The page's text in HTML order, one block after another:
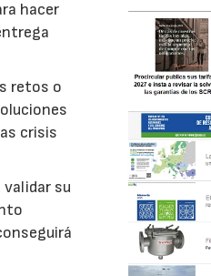
hacer
retos o
crisis
su